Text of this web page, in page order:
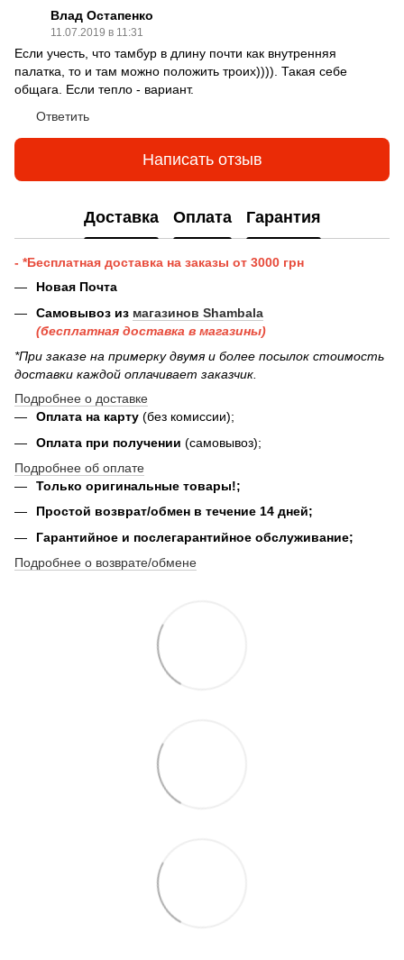
Влад Остапенко
11.07.2019 в 11:31
Если учесть, что тамбур в длину почти как внутренняя
палатка, то и там можно положить троих)))). Такая себе
общага. Если тепло - вариант.
Ответить
Написать отзыв
Доставка Оплата Гарантия
- *Бесплатная доставка на заказы от 3000 грн
Новая Почта
Самовывоз из магазинов Shambala
(бесплатная доставка в магазины)
*При заказе на примерку двумя и более посылок стоимость
доставки каждой оплачивает заказчик.
Подробнее о доставке
Оплата на карту (без комиссии);
Оплата при получении (самовывоз);
Подробнее об оплате
Только оригинальные товары!;
Простой возврат/обмен в течение 14 дней;
Гарантийное и послегарантийное обслуживание;
Подробнее о возврате/обмене